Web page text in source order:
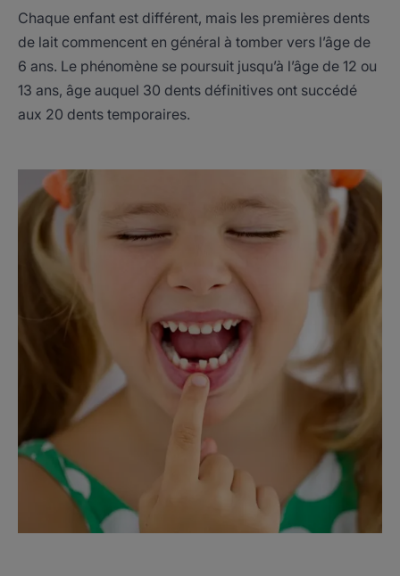
Chaque enfant est différent, mais les premières dents
de lait commencent en général à tomber vers l’âge de
6 ans. Le phénomène se poursuit jusqu’à l’âge de 12 ou
13 ans, âge auquel 30 dents définitives ont succédé
aux 20 dents temporaires.